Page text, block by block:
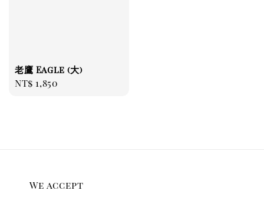
老鷹 Eagle (大)
Regular
NT$ 1,850
We accept